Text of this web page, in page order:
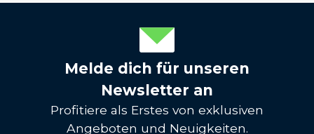
Melde dich für unseren
Newsletter an
Profitiere als Erstes von exklusiven
Angeboten und Neuigkeiten.